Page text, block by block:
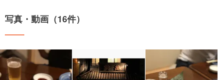
写真・動画（16件）